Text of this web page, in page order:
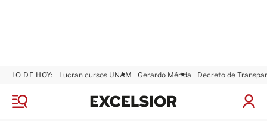
M
LO DE HOY: Lucran cursos UNAM Gerardo Mérida Decreto de
I
x